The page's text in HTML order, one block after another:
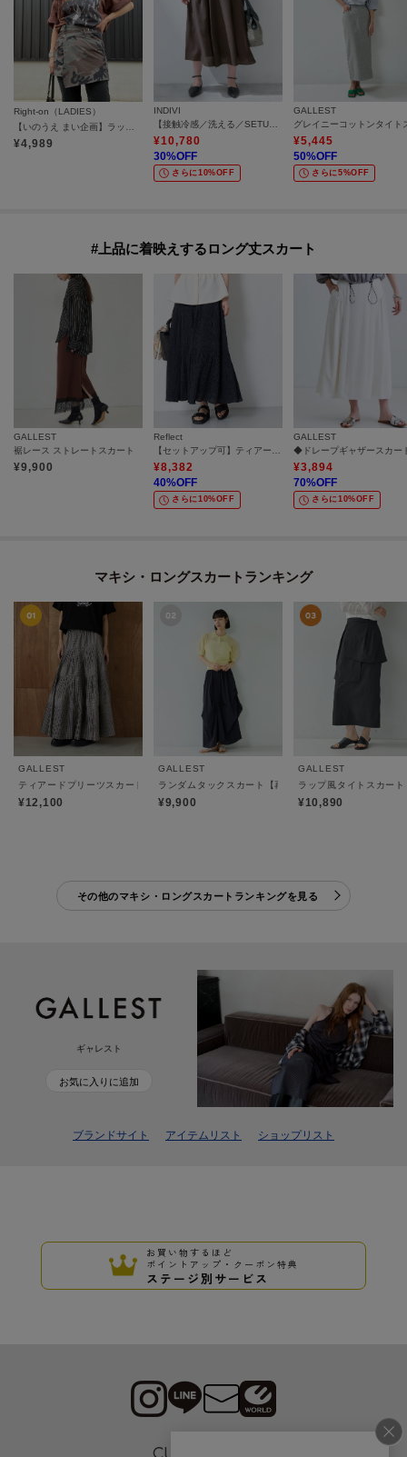
Right-on（LADIES）
¥4,989
INDIVI
¥10,780
30%OFF
さらに10%OFF
GALLEST
¥5,445
50%OFF
さらに5%OFF
#上品に着映えするロング丈スカート
GALLEST
裾レース ストレートスカート
¥9,900
Reflect
【セットアップ可】ティアードロングスカート
¥8,382
40%OFF
さらに10%OFF
GALLEST
◆ドレープギャザースカー
¥3,894
70%OFF
さらに10%OFF
マキシ・ロングスカートランキング
GALLEST
ティアードプリーツスカート
¥12,100
GALLEST
ランダムタックスカート【再入荷／ウォッシャブル】
¥9,900
GALLEST
ラップ風タイトスカート
¥10,890
その他のマキシ・ロングスカートランキングを見る
ギャレスト
お気に入りに追加
ブランドサイト アイテムリスト ショップリスト
お買い物するほど
ポイントアップ・クーポン特典
ステージ別サービス